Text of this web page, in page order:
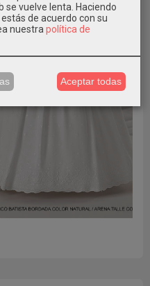
se vuelve lenta. Haciendo
de acuerdo con su
nuestra política de
Aceptar todas